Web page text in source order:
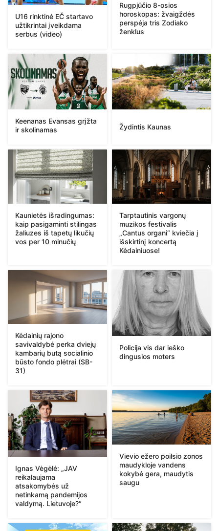
U16 rinktinė EČ startavo
užtikrintai įveikdama
serbus (video)
Rugpjūčio 8-osios
horoskopas: žvaigždės
perspėja tris Zodiako
ženklus
Keenanas Evansas grįžta
ir skolinamas
Žydintis Kaunas
Kaunietės išradingumas:
kaip pasigaminti stilingas
žaliuzes iš tapetų likučių
vos per 10 minučių
Tarptautinis vargonų
muzikos festivalis
„Cantus organi“ kviečia į
išskirtinį koncertą
Kėdainiuose!
Kėdainių rajono
savivaldybė perka dviejų
kambarių butą socialinio
būsto fondo plėtrai (SB-
31)
Policija vis dar ieško
dingusios moters
Ignas Vėgėlė: „JAV
reikalaujama
atsakomybės už
netinkamą pandemijos
valdymą. Lietuvoje?“
Vievio ežero poilsio zonos
maudykloje vandens
kokybė gera, maudytis
saugu